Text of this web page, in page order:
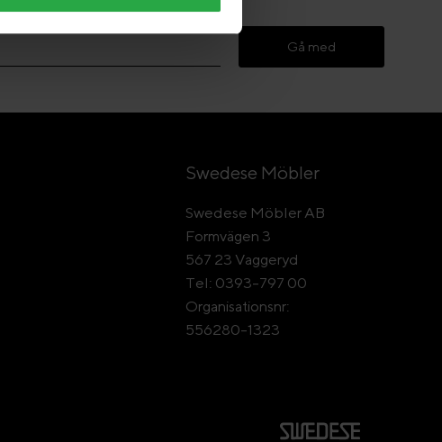
Gå med
Swedese Möbler
Swedese Möbler AB
Formvägen 3
567 23 Vaggeryd
Tel: 0393-797 00
Organisationsnr:
556280-1323